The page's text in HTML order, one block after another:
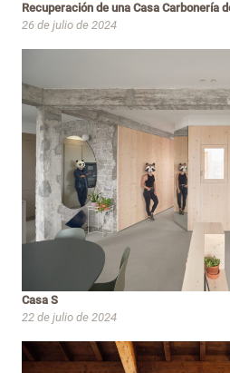
Recuperación de una Casa Carbonería
26 de julio de 2024
Casa S
22 de julio de 2024